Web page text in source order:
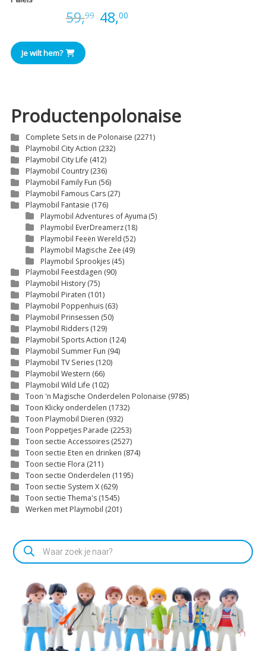
59,99 Oorspronkelijke
48,00Huidige
Je wilt hem?
Productenpolonaise
Complete Sets in de Polonaise (2271)
Playmobil City Action (232)
Playmobil City Life (412)
Playmobil Country (236)
Playmobil Family Fun (56)
Playmobil Famous Cars (27)
Playmobil Fantasie (176)
Playmobil Adventures of Ayuma (5)
Playmobil EverDreamerz(18)
Playmobil Feeën Wereld (52)
Playmobil Magische Zee (49)
Playmobil Sprookjes (45)
Playmobil Feestdagen (90)
Playmobil History (75)
Playmobil Piraten (101)
Playmobil Poppenhuis (63)
Playmobil Prinsessen (50)
Playmobil Ridders (129)
Playmobil Sports Action (124)
Playmobil Summer Fun (94)
Playmobil TV Series (120)
Playmobil Western (66)
Playmobil Wild Life (102)
Toon 'n Magische Onderdelen Polonaise (9785)
Toon Klicky onderdelen (1732)
Toon Playmobil Dieren (932)
Toon Poppetjes Parade (2253)
Toon sectie Accessoires (2527)
Toon sectie Eten en drinken (874)
Toon sectie Flora (211)
Toon sectie Onderdelen (1195)
Toon sectie System X (629)
Toon sectie Thema's (1545)
Werken met Playmobil (201)
Producten
zoeken